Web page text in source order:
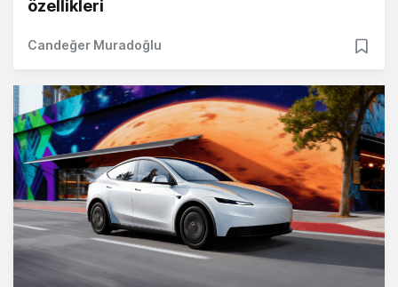
özellikleri
Candeğer Muradoğlu